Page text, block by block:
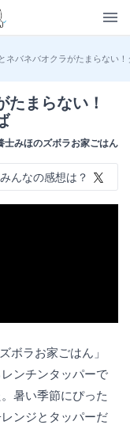
ネバネバオクラがたまらない
まらない！
士みほのズボラお家ごはん
みんなの感想は？
ボラお家ごはん」
ンチンタッパーで
暑い季節にぴった
ンジとタッパーだ